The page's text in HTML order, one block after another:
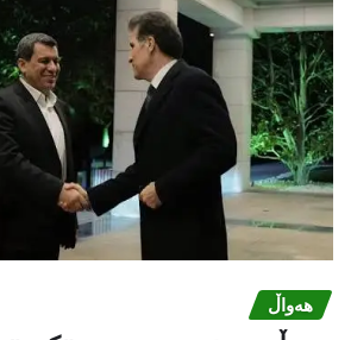
هەواڵ